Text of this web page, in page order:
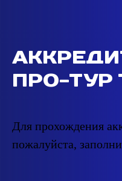
ПРО-ТУР
Для прохождения
пожалуйста,